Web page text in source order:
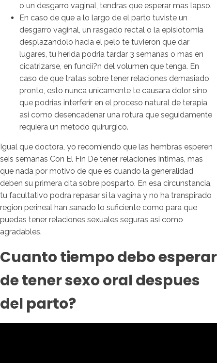
o un desgarro vaginal, tendras que esperar mas lapso.
En caso de que a lo largo de el parto tuviste un
desgarro vaginal, un rasgado rectal o la episiotomia
desplazandolo hacia el pelo te tuvieron que dar
lugares, tu herida podria tardar 3 semanas o mas en
cicatrizarse, en funcii?n del volumen que tenga. En
caso de que tratas sobre tener relaciones demasiado
pronto, esto nunca unicamente te causara dolor sino
que podrias interferir en el proceso natural de terapia
asi como desencadenar una rotura que seguidamente
requiera un metodo quirurgico.
Igual que doctora, yo recomiendo que las hembras esperen
seis semanas Con El Fin De tener relaciones intimas, mas
que nada por motivo de que es cuando la generalidad
deben su primera cita sobre posparto. En esa circunstancia,
tu facultativo podra repasar si la vagina y no ha transpirado
region perineal han sanado lo suficiente como para que
puedas tener relaciones sexuales seguras asi como
agradables.
Cuanto tiempo debo esperar
de tener sexo oral despues
del parto?